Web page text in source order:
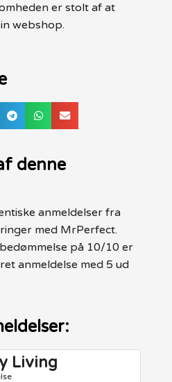
er stolt af at
webshop.
denne
anmeldelser fra
med MrPerfect.
på 10/10 er
anmeldelse med 5 ud
Living